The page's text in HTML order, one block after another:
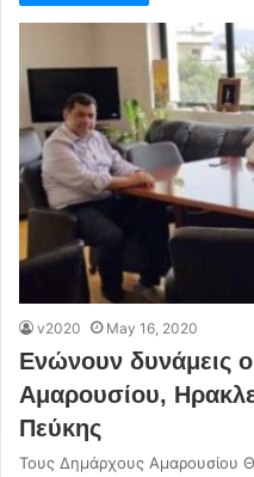
v2020 May 16, 2020
Ενώνουν δυνάμεις
Αμαρουσίου,
Πεύκης
Τους Δημάρχους Αμαρουσίου